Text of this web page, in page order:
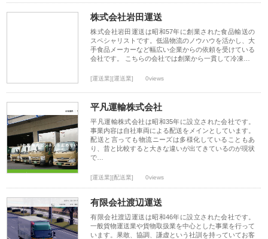
株式会社岩田運送
株式会社岩田運送は昭和57年に創業された食品輸送の
スペシャリストです。低温物流のノウハウを活かし、大
手食品メーカーなど幅広い企業からの依頼を受けている
会社です。 こちらの会社では創業から一貫して冷凍…
[運送業][運送業] 0views
平凡運輸株式会社
平凡運輸株式会社は昭和35年に設立された会社です。
事業内容は自社車両による配送をメインとしています。
配送と言っても物流ニーズは多様化していることもあ
り、昔と比較すると大きな違いが出てきているのが現状
で…
[運送業][配送業] 0views
有限会社渡辺運送
有限会社渡辺運送は昭和46年に設立された会社です。
一般貨物運送業や貨物取扱業を中心とした事業を行って
います。果敢、協調、謙虚という社訓を持っていてお客